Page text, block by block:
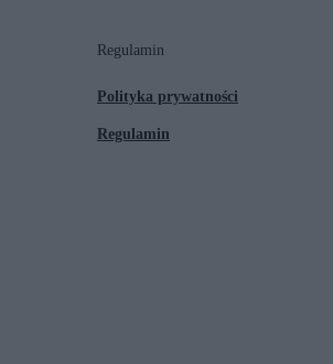
Regulamin
Polityka prywatności
Regulamin